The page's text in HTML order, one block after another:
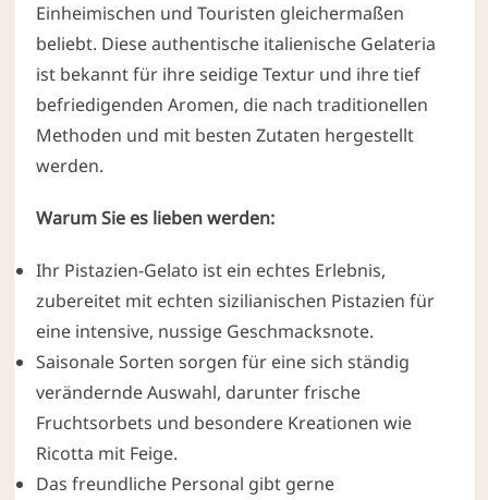
Einheimischen und Touristen gleichermaßen
beliebt. Diese authentische italienische Gelateria
ist bekannt für ihre seidige Textur und ihre tief
befriedigenden Aromen, die nach traditionellen
Methoden und mit besten Zutaten hergestellt
werden.
Warum Sie es lieben werden:
Ihr Pistazien-Gelato ist ein echtes Erlebnis,
zubereitet mit echten sizilianischen Pistazien für
eine intensive, nussige Geschmacksnote.
Saisonale Sorten sorgen für eine sich ständig
verändernde Auswahl, darunter frische
Fruchtsorbets und besondere Kreationen wie
Ricotta mit Feige.
Das freundliche Personal gibt gerne